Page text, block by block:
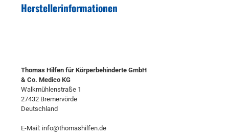
Herstellerinformationen
Thomas Hilfen für Körperbehinderte GmbH
& Co. Medico KG
Walkmühlenstraße 1
27432 Bremervörde
Deutschland
E-Mail: info@thomashilfen.de